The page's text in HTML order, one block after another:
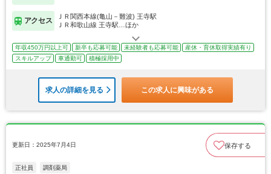
アクセス
ＪＲ関西本線(亀山－難波) 王寺駅
ＪＲ和歌山線 王寺駅…ほか
年収450万円以上可 新卒も応募可能 未経験者も応募可能
産休・育休取得実績有り
スキルアップ
車通勤可 積極採用中
求人の詳細を見る この求人に興味がある
更新日：2025年7月4日 保存する
正社員 調剤薬局